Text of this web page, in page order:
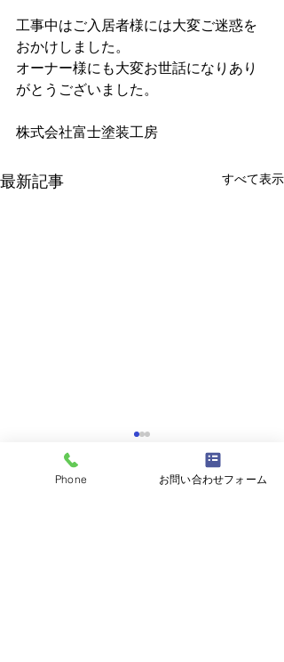
工事中はご入居者様には大変ご迷惑を
おかけしました。
オーナー様にも大変お世話になりあり
がとうございました。
株式会社富士塗装工房
最新記事 すべて表示
Phone お問い合わせフォーム